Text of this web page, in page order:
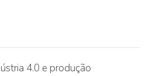
4.0 e produção